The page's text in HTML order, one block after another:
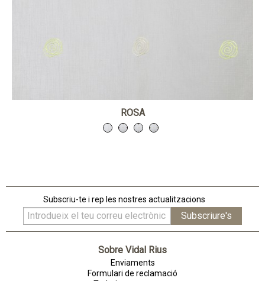
ROSA
Subscriu-te i rep les nostres actualitzacions
Sobre Vidal Rius
Enviaments
Formulari de reclamació